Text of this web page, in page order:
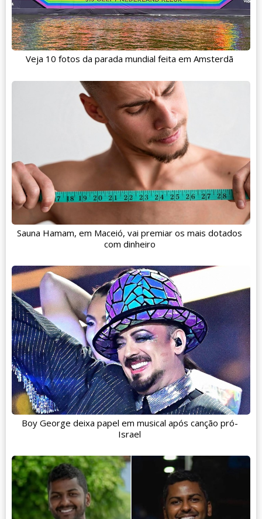
Veja 10 fotos da parada mundial feita em Amsterdã
Sauna Hamam, em Maceió, vai premiar os mais dotados
com dinheiro
Boy George deixa papel em musical após canção pró-
Israel